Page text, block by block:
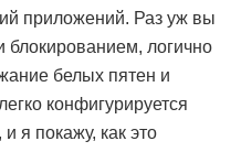
приложений. Раз уж вы
блокированием, логично
белых пятен и
конфигурируется
я покажу, как это